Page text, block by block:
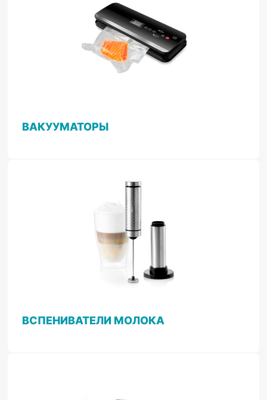
ВАКУУМАТОРЫ
ВСПЕНИВАТЕЛИ МОЛОКА